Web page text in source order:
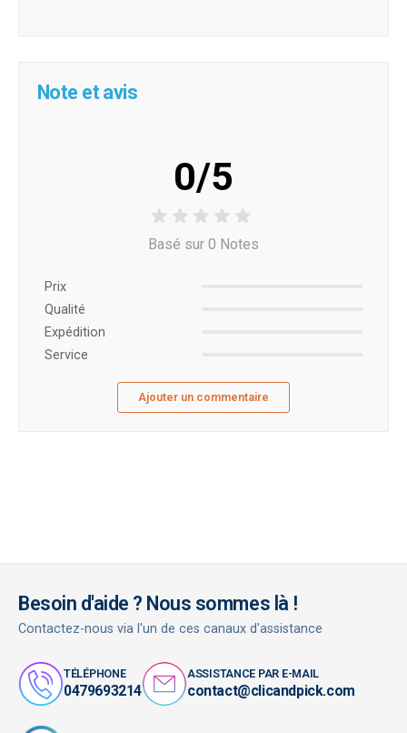
Note et avis
0/5
Basé sur 0 Notes
Prix ​​
Qualité
Expédition
Service
Ajouter un commentaire
Besoin d'aide ? Nous sommes là !
Contactez-nous via l'un de ces canaux d'assistance
TÉLÉPHONE
0479693214
ASSISTANCE PAR E-MAIL
contact@clicandpick.com